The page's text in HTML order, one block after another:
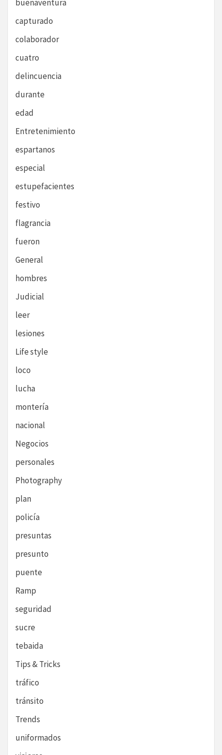
buenaventura
capturado
colaborador
cuatro
delincuencia
durante
edad
Entretenimiento
espartanos
especial
estupefacientes
festivo
flagrancia
fueron
General
hombres
Judicial
leer
lesiones
Life style
loco
lucha
montería
nacional
Negocios
personales
Photography
plan
policía
presuntas
presunto
puente
Ramp
seguridad
sucre
tebaida
Tips & Tricks
tráfico
tránsito
Trends
uniformados